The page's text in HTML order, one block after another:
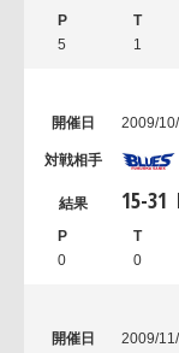
5 1
2009/
15-31
0 0
2009/